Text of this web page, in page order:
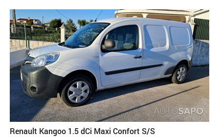
Renault Kangoo 1.5 dCi Maxi Confort S/S